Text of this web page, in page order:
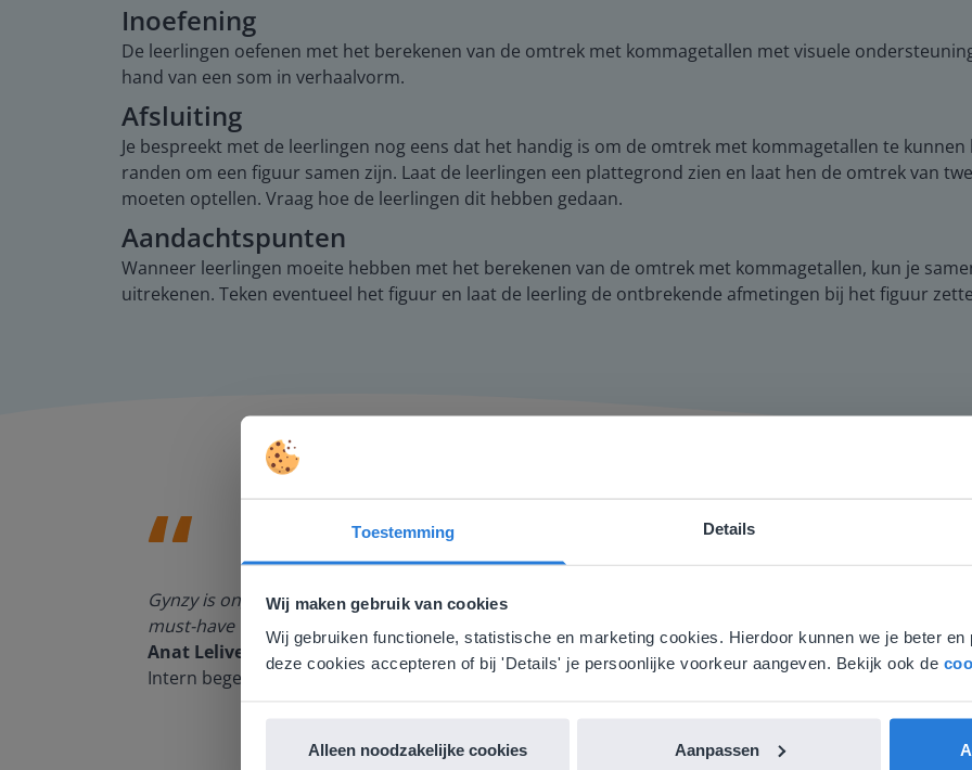
Toestemming Details
Wij maken gebruik van cookies
Wij gebruiken functionele, statistische en marketing cookies. Hierdoor kunnen we je beter
deze cookies accepteren of bij 'Details' je persoonlijke voorkeur aangeven. Bekijk ook de
Alleen noodzakelijke cookies Aanpassen
Inoefening
De leerlingen oefenen met het berekenen van de omtrek met kommagetallen met visuele
hand van een som in verhaalvorm.
Afsluiting
Je bespreekt met de leerlingen nog eens dat het handig is om de omtrek met kommagetallen te
randen om een figuur samen zijn. Laat de leerlingen een plattegrond zien en laat hen de omtrek van
moeten optellen. Vraag hoe de leerlingen dit hebben gedaan.
Aandachtspunten
Wanneer leerlingen moeite hebben met het berekenen van de omtrek met kommagetallen, kun je
uitrekenen. Teken eventueel het figuur en laat de leerling de ontbrekende afmetingen bij het figuur
Gynzy is ongelooflijk waardevol voor het basisonderwijs en blijft zich vernieuwen, met de werelden
must-have voor iedere juf en meester! Geweldig platform.
Anat Leliveld
Intern begeleider RVKO, Basisschool De Vliedberg (Rotterdam)
Deze website komt niet overeen met je
Gezien je locatie, denken we dat je misschien liever naar de website
English
Nederland